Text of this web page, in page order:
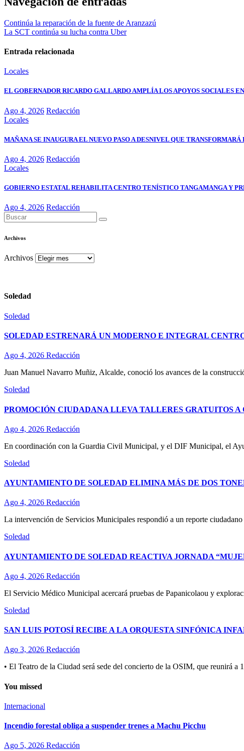
Continúa la reparación de la fuente de Aranzazú
La SCT continúa su lucha contra Uber
Entrada relacionada
Locales
EL GOBERNADOR RICARDO GALLARDO AMPLÍA LOS APOYOS SOCIALES
Ago 4, 2026 Redacción
Locales
MAÑANA SE INAUGURA EL NUEVO PASO A DESNIVEL QUE
Ago 4, 2026 Redacción
Locales
GOBIERNO ESTATAL REHABILITA CENTRO TENÍSTICO TANGAMANGA Y
Ago 4, 2026 Redacción
Archivos
Archivos
Soledad
Soledad
SOLEDAD ESTRENARÁ UN MODERNO E INTEGRAL
Ago 4, 2026 Redacción
Juan Manuel Navarro Muñiz, Alcalde, conoció los avances de la
Soledad
PROMOCIÓN CIUDADANA LLEVA TALLERES GRATUITOS
Ago 4, 2026 Redacción
En coordinación con la Guardia Civil Municipal, y el DIF Municipal, el
Soledad
AYUNTAMIENTO DE SOLEDAD ELIMINA MÁS DE DOS
Ago 4, 2026 Redacción
La intervención de Servicios Municipales respondió a un reporte
Soledad
AYUNTAMIENTO DE SOLEDAD REACTIVA JORNADA
Ago 4, 2026 Redacción
El Servicio Médico Municipal acercará pruebas de Papanicolaou y
Soledad
SAN LUIS POTOSÍ RECIBE A LA ORQUESTA SINFÓNICA
Ago 3, 2026 Redacción
• El Teatro de la Ciudad será sede del concierto de la OSIM, que reunirá
You missed
Internacional
Incendio forestal obliga a suspender trenes a Machu Picchu
Ago 5, 2026 Redacción